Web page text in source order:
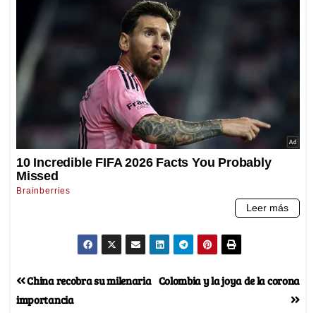
Colombia y la joya de la corona
China recobra su milenaria
importancia